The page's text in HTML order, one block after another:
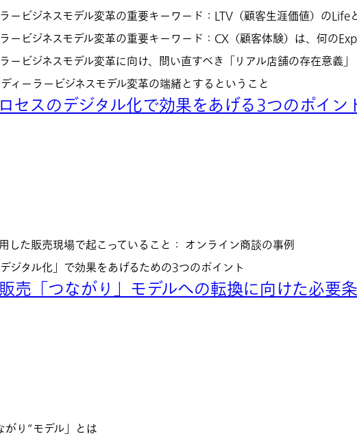
ービジネスモデル変革の重要キーワード：LTV（顧客生涯価値）のLife
ービジネスモデル変革の重要キーワード：CX（顧客体験）は、何の
ービジネスモデル変革に向け、問い直すべき「リアル店舗の存在意義」
ィーラービジネスモデル変革の端緒とするということ
セスのデジタル化で効果をあげる3つのポイン
した販売現場で起こっていること： オンライン商談の事例
ジタル化」で効果をあげるための3つのポイント
売「つながり」モデルへの転換に向けた必要
がり”モデル」とは